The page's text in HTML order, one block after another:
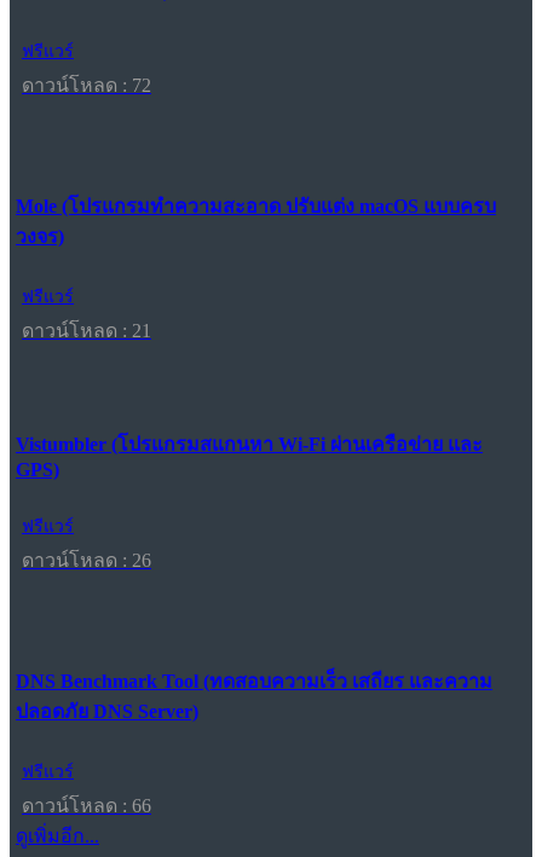
ฟรีแวร์
ดาวน์โหลด : 72
Mole (โปรแกรมทำความสะอาด ปรับแต่ง macOS แบบครบ
วงจร)
ฟรีแวร์
ดาวน์โหลด : 21
Vistumbler (โปรแกรมสแกนหา Wi-Fi ผ่านเครือข่าย และ
GPS)
ฟรีแวร์
ดาวน์โหลด : 26
DNS Benchmark Tool (ทดสอบความเร็ว เสถียร และความ
ปลอดภัย DNS Server)
ฟรีแวร์
ดาวน์โหลด : 66
ดูเพิ่มอีก...